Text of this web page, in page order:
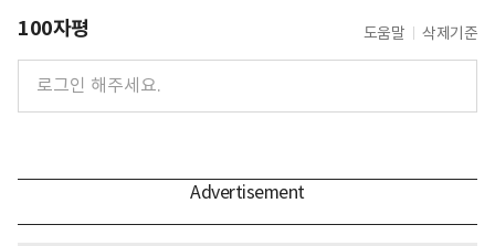
100자평 도움말 삭제기준